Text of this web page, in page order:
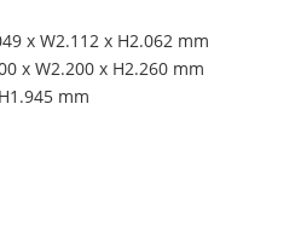
x W2.112 x H2.062 mm
x W2.200 x H2.260 mm
mm